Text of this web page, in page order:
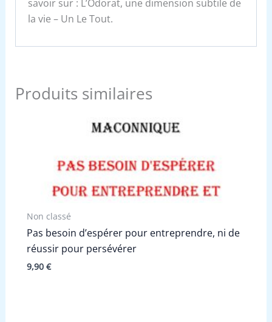
savoir sur : L’Odorat, une dimension subtile de
la vie – Un Le Tout.
Produits similaires
Non classé
Pas besoin d’espérer pour entreprendre, ni de
réussir pour persévérer
9,90 €